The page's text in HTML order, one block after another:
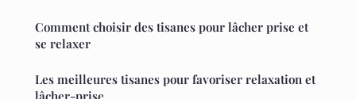
Comment choisir des tisanes pour lâcher prise et
se relaxer
Les meilleures tisanes pour favoriser relaxation et
lâcher-prise